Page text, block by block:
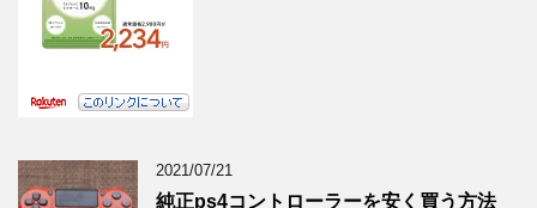
2021/07/21
純正ps4コントローラーを安く買う方法